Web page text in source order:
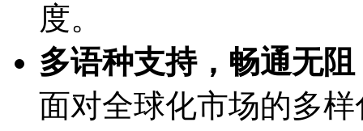
度。
多语种支持，畅通无阻
面对全球化市场的多样化